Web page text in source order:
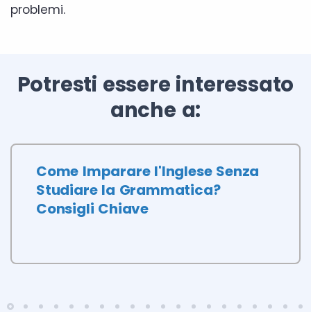
problemi.
Potresti essere interessato
anche a:
Come Imparare l'Inglese Senza
Studiare la Grammatica?
Consigli Chiave